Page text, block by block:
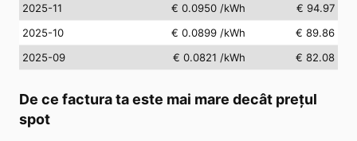
2025-11
€ 0.0950 /kWh
€ 94.97
2025-10
€ 0.0899 /kWh
€ 89.86
2025-09
€ 0.0821 /kWh € 82.08
De ce factura ta este mai mare decât prețul
spot